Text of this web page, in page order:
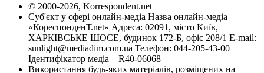
© 2000-2026, Korrespondent.net
Суб'єкт у сфері онлайн-медіа Назва онлайн-медіа –
«КореспонденТ.net» Адреса: 02091, місто Київ,
ХАРКІВСЬКЕ ШОСЕ, будинок 172-Б, офіс 208/1 E-mail:
sunlight@mediadim.com.ua Телефон: 044-205-43-00
Ідентифікатор медіа – R40-06068
Використання будь-яких матеріалів, розміщених на